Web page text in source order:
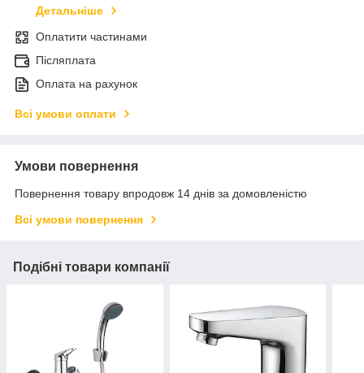
Детальніше
Оплатити частинами
Післяплата
Оплата на рахунок
Всі умови оплати
Умови повернення
Повернення товару впродовж 14 днів за домовленістю
Всі умови повернення
Подібні товари компанії